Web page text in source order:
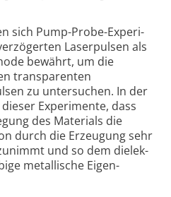
sich Pump-Probe-Experi­
Laser­pulsen als
bewährt, um die
trans­parenten
zu untersuchen. In der
Experi­mente, dass
des Materials die
durch die Erzeugung sehr
und so dem dielek­
metal­lische Eigen­